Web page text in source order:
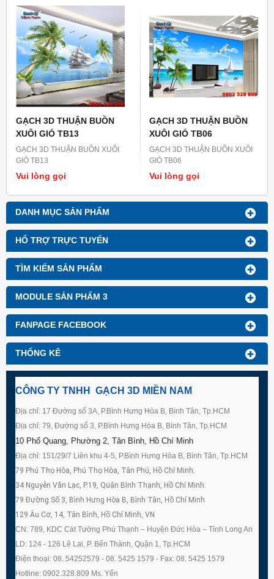
DANH MỤC SẢN PHẨM
HỔ TRỢ TRỰC TUYẾN
TÌM KIẾM SẢN PHẨM
MODULE SẢN PHẨM 3
FANPAGE FACEBOOK
THỐNG KÊ
GẠCH 3D THUẬN BUỒN
XUÔI GIÓ TB13
GẠCH 3D THUẬN BUỒN XUÔI
GIÓ TB13
Vui lòng gọi
GẠCH 3D THUẬN BUỒN
XUÔI GIÓ TB06
GẠCH 3D THUẬN BUỒN XUÔI
GIÓ TB06
Vui lòng gọi
CÔNG TY TNHH GẠCH 3D MIỀN NAM
Địa chỉ: 17 Đường số 3A, P.Bình Hưng Hòa B, Bình Tân, Tp.HCM
Địa chỉ: 79, Đường số 3, P.Bình Hưng Hòa B, Bình Tân, Tp.HCM
10 Phổ Quang, Phường 2, Tân Bình, Hồ Chí Minh
Địa chỉ: 151/29/7 Liên khu 4-5, P.Bình Hưng Hòa B, Bình Tân, Tp.HCM
79 Phú Thọ Hòa, Phú Thọ Hòa, Tân Phú, Hồ Chí Minh.
34 Nguyễn Văn Lạc, P.19, Quận Bình Thạnh, Hồ Chí Minh.
79 Đường Số 3, Bình Hưng Hòa B, Bình Tân, Hồ Chí Minh
129 Âu Cơ, 14, Tân Bình, Hồ Chí Minh, VN
CN: 789, KDC Cát Tường Phú Thạnh – Huyện Đức Hòa – Tỉnh Long An
LD: 124 - 126 Lê Lai, P. Bến Thành, Quận 1, Tp.HCM
Điện thoại: 08. 54252579 - 08. 5425 1579 - Fax: 08. 5425 1579
Hotline: 0902.328.809 Ms. Yến